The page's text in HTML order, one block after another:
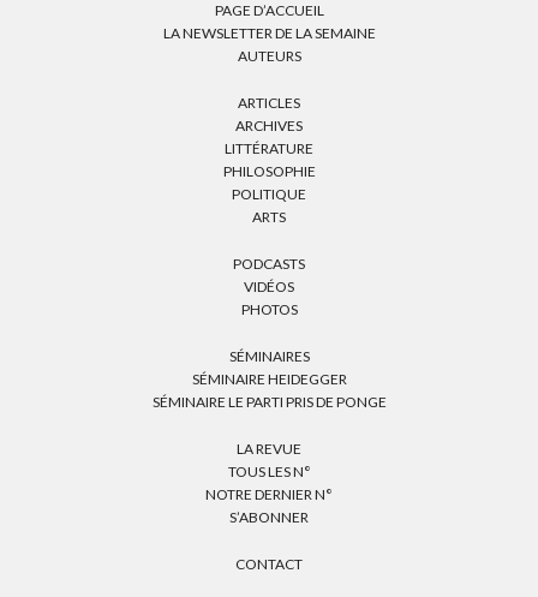
PAGE D’ACCUEIL
LA NEWSLETTER DE LA SEMAINE
AUTEURS
ARTICLES
ARCHIVES
LITTÉRATURE
PHILOSOPHIE
POLITIQUE
ARTS
PODCASTS
VIDÉOS
PHOTOS
SÉMINAIRES
SÉMINAIRE HEIDEGGER
SÉMINAIRE LE PARTI PRIS DE PONGE
LA REVUE
TOUS LES N°
NOTRE DERNIER N°
S’ABONNER
CONTACT